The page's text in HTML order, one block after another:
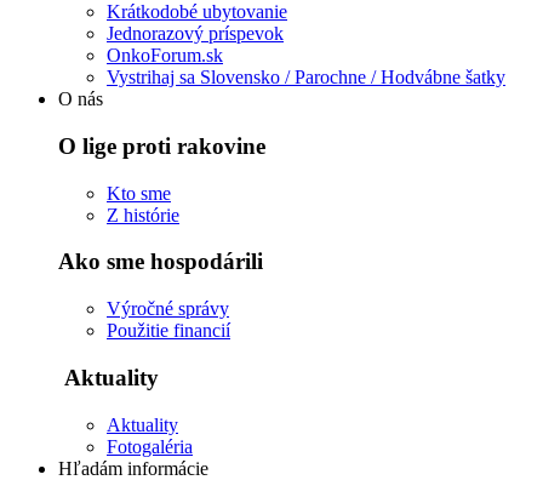
Krátkodobé ubytovanie
Jednorazový príspevok
OnkoForum.sk
Vystrihaj sa Slovensko / Parochne / Hodvábne šatky
O nás
O lige proti rakovine
Kto sme
Z histórie
Ako sme hospodárili
Výročné správy
Použitie financií
Aktuality
Aktuality
Fotogaléria
Hľadám informácie